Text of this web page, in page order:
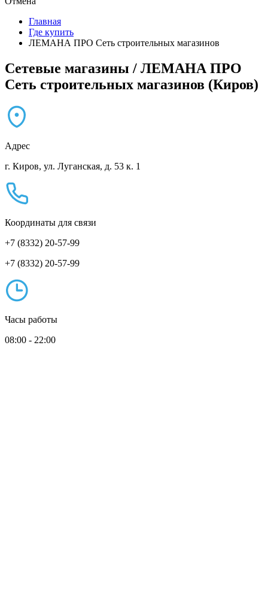
Главная
Где купить
ЛЕМАНА ПРО Сеть строительных магазинов
Сетевые магазины / ЛЕМАНА ПРО
Сеть строительных магазинов (Киров)
Адрес
г. Киров, ул. Луганская, д. 53 к. 1
Координаты для связи
+7 (8332) 20-57-99
+7 (8332) 20-57-99
Часы работы
08:00 - 22:00